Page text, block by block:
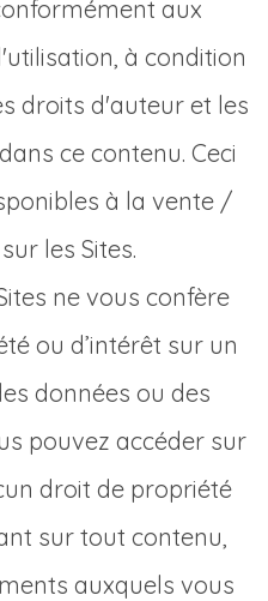
aux
à condition
droits d'auteur et les
ce contenu. Ceci
à la vente /
les Sites.
ne vous confère
ou d’intérêt sur un
données ou des
pouvez accéder sur
droit de propriété
sur tout contenu,
auxquels vous